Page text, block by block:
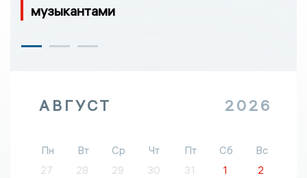
музыкантами
АВГУСТ 2026
Пн Вт Ср Чт Пт Сб
Вс
27
28 29 30 31 1
2